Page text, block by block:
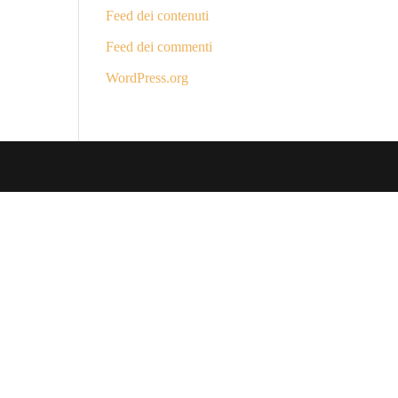
Feed dei contenuti
Feed dei commenti
WordPress.org